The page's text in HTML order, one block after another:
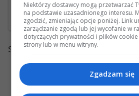
Strony:
Niektórzy dostawcy mogą przetwarzać
na podstawie uzasadnionego interesu.
zgodzić, zmieniając opcje poniżej. Link
zarządzanie zgodą lub jej wycofanie w
dotyczących prywatności i plików cookie
strony lub w menu witryny.
Zgadzam się